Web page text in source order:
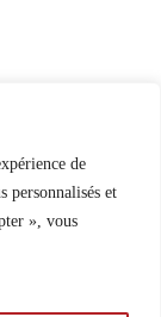
de
personnalisés et
», vous